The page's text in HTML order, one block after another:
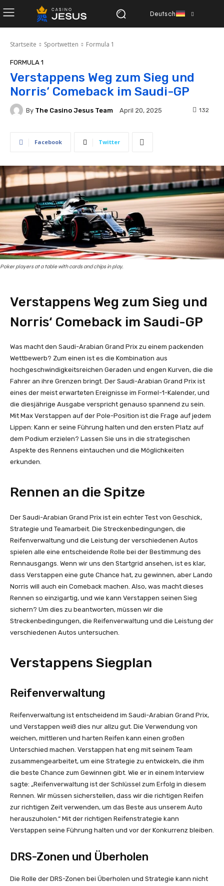
Deutsch
Startseite Sportwetten Formula 1
FORMULA 1
Verstappens Weg zum Sieg und
Norris‘ Comeback im Saudi-GP
By The Casino Jesus Team April 20, 2025 132
Facebook Twitter
Poker players at a table with cards and chips in play.
Verstappens Weg zum Sieg und
Norris‘ Comeback im Saudi-GP
Was macht den Saudi-Arabian Grand Prix zu einem packenden
Wettbewerb? Zum einen ist es die Kombination aus
hochgeschwindigkeitsreichen Geraden und engen Kurven, die die
Fahrer an ihre Grenzen bringt. Der Saudi-Arabian Grand Prix ist
eines der meist erwarteten Ereignisse im Formel-1-Kalender, und
die diesjährige Ausgabe verspricht genauso spannend zu sein.
Mit Max Verstappen auf der Pole-Position ist die Frage auf jedem
Lippen: Kann er seine Führung halten und den ersten Platz auf
dem Podium erzielen? Lassen Sie uns in die strategischen
Aspekte des Rennens eintauchen und die Möglichkeiten
erkunden.
Rennen an die Spitze
Der Saudi-Arabian Grand Prix ist ein echter Test von Geschick,
Strategie und Teamarbeit. Die Streckenbedingungen, die
Reifenverwaltung und die Leistung der verschiedenen Autos
spielen alle eine entscheidende Rolle bei der Bestimmung des
Rennausgangs. Wenn wir uns den Startgrid ansehen, ist es klar,
dass Verstappen eine gute Chance hat, zu gewinnen, aber Lando
Norris will auch ein Comeback machen. Also, was macht dieses
Rennen so einzigartig, und wie kann Verstappen seinen Sieg
sichern? Um dies zu beantworten, müssen wir die
Streckenbedingungen, die Reifenverwaltung und die Leistung der
verschiedenen Autos untersuchen.
Verstappens Siegplan
Reifenverwaltung
Reifenverwaltung ist entscheidend im Saudi-Arabian Grand Prix,
und Verstappen weiß dies nur allzu gut. Die Verwendung von
weichen, mittleren und harten Reifen kann einen großen
Unterschied machen. Verstappen hat eng mit seinem Team
zusammengearbeitet, um eine Strategie zu entwickeln, die ihm
die beste Chance zum Gewinnen gibt. Wie er in einem Interview
sagte: „Reifenverwaltung ist der Schlüssel zum Erfolg in diesem
Rennen. Wir müssen sicherstellen, dass wir die richtigen Reifen
zur richtigen Zeit verwenden, um das Beste aus unserem Auto
herauszuholen.“ Mit der richtigen Reifenstrategie kann
Verstappen seine Führung halten und vor der Konkurrenz bleiben.
DRS-Zonen und Überholen
Die Rolle der DRS-Zonen bei Überholen und Strategie kann nicht